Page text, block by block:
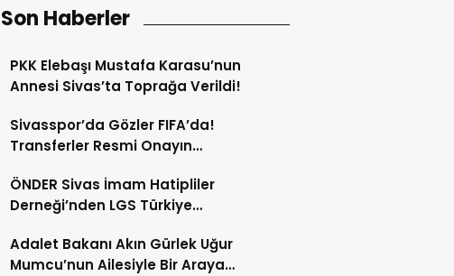
Son Haberler
PKK Elebaşı Mustafa Karasu’nun
Annesi Sivas’ta Toprağa Verildi!
Sivasspor’da Gözler FIFA’da!
Transferler Resmi Onayın
ÖNDER Sivas İmam Hatipliler
Derneği’nden LGS Türkiye
Adalet Bakanı Akın Gürlek Uğur
Mumcu’nun Ailesiyle Bir Araya